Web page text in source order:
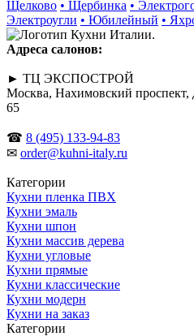
Щелково • Щербинка •
Электроугли • Юбилейный •
Адреса салонов:
► ТЦ ЭКСПОСТРОЙ
Москва, Нахимовский проспект,
65
☎ 8 (495) 133-94-83
✉ order@kuhni-italy.ru
Категории
Кухни пленка ПВХ
Кухни эмаль
Кухни шпон
Кухни массив дерева
Кухни угловые
Кухни прямые
Кухни классические
Кухни модерн
Кухни на заказ
Категории